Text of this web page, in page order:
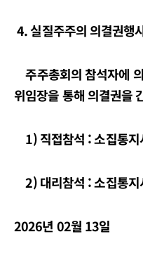
4. 실질주주의 의결권행
주주총회의 참석자에
위임장을 통해 의결권을
1)직접참석 : 소집통
2)대리참석 : 소집통
2026년 02월 13일